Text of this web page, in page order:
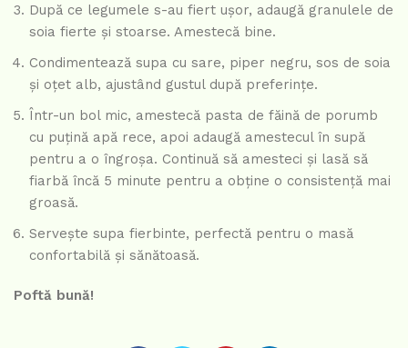
După ce legumele s-au fiert ușor, adaugă granulele de
soia fierte și stoarse. Amestecă bine.
Condimentează supa cu sare, piper negru, sos de soia
și oțet alb, ajustând gustul după preferințe.
Într-un bol mic, amestecă pasta de făină de porumb
cu puțină apă rece, apoi adaugă amestecul în supă
pentru a o îngroșa. Continuă să amesteci și lasă să
fiarbă încă 5 minute pentru a obține o consistență mai
groasă.
Servește supa fierbinte, perfectă pentru o masă
confortabilă și sănătoasă.
Poftă bună!